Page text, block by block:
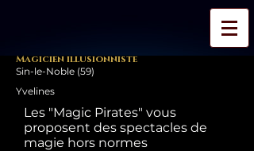
Magicien illusionniste
Sin-le-Noble (59)
Yvelines
Les "Magic Pirates" vous
proposent des spectacles de
magie hors normes